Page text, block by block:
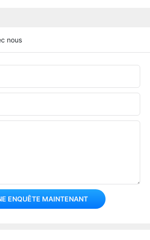
nous
ENQUÊTE MAINTENANT